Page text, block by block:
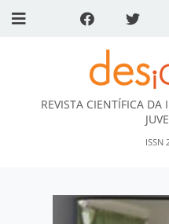
REVISTA CIENTÍFICA DA
ISSN